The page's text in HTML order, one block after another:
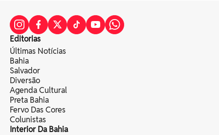
Editorias
Últimas Notícias
Bahia
Salvador
Diversão
Agenda Cultural
Preta Bahia
Fervo Das Cores
Colunistas
Interior Da Bahia